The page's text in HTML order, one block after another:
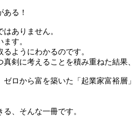
る！
ありません。
す。
ようにわかるのです。
剣に考えることを積み重ねた結果
ロから富を築いた「起業家富裕層
、そんな一冊です。